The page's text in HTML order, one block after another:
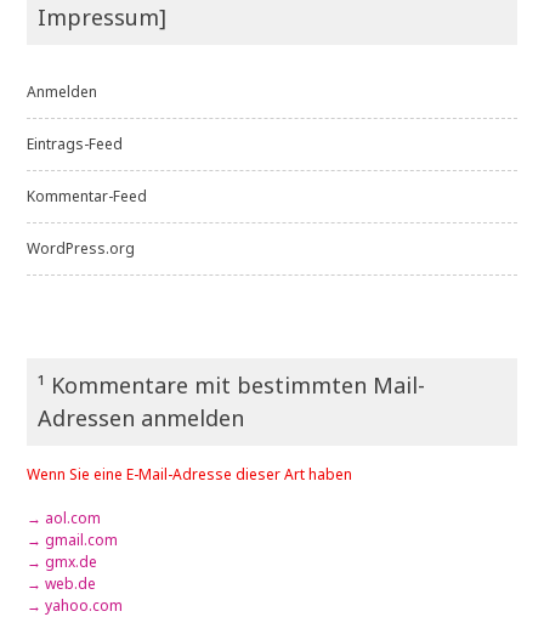
Impressum]
Anmelden
Eintrags-Feed
Kommentar-Feed
WordPress.org
¹ Kommentare mit bestimmten Mail-
Adressen anmelden
Wenn Sie eine E-Mail-Adresse dieser Art haben
→ aol.com
→ gmail.com
→ gmx.de
→ web.de
→ yahoo.com